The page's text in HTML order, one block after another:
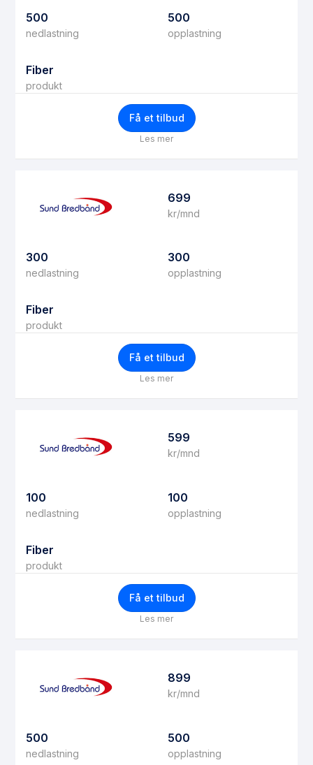
500
nedlastning
500
opplastning
Fiber
produkt
Få et tilbud
Les mer
699
kr/mnd
300
nedlastning
300
opplastning
Fiber
produkt
Få et tilbud
Les mer
599
kr/mnd
100
nedlastning
100
opplastning
Fiber
produkt
Få et tilbud
Les mer
899
kr/mnd
500
nedlastning
500
opplastning